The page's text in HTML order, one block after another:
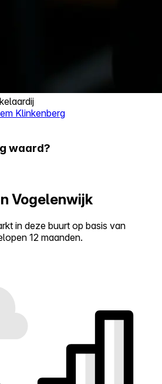
Klinkenberg
waard?
Vogelenwijk
in deze buurt op basis van
12 maanden.